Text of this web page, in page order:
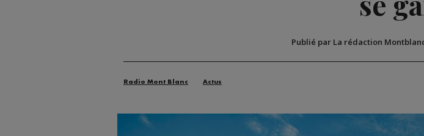
Publié par La rédaction
Radio Mont Blanc Actus